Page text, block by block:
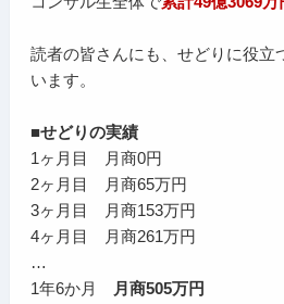
読者の皆さんにも、せどりに役立
います。
■せどりの実績
1ヶ月目 月商0円
2ヶ月目 月商65万円
3ヶ月目 月商153万円
4ヶ月目 月商261万円
…
1年6か月
月商505万円